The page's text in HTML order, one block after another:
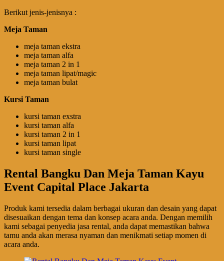
Berikut jenis-jenisnya :
Meja Taman
meja taman ekstra
meja taman alfa
meja taman 2 in 1
meja taman lipat/magic
meja taman bulat
Kursi Taman
kursi taman exstra
kursi taman alfa
kursi taman 2 in 1
kursi taman lipat
kursi taman single
Rental Bangku Dan Meja Taman Kayu
Event Capital Place Jakarta
Produk kami tersedia dalam berbagai ukuran dan desain yang dapat
disesuaikan dengan tema dan konsep acara anda. Dengan memilih
kami sebagai penyedia jasa rental, anda dapat memastikan bahwa
tamu anda akan merasa nyaman dan menikmati setiap momen di
acara anda.